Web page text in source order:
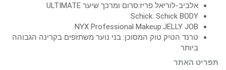
אלביב-לוריאל פריז:סרום ומרכך שיער ULTIMATE
Schick: Schick BODY
NYX Professional Makeup:JELLY JOB
טרנד הטיק טוק המסוכן: בני נוער משתזפים בקרינה הגבוהה
ביותר
תפריט האתר